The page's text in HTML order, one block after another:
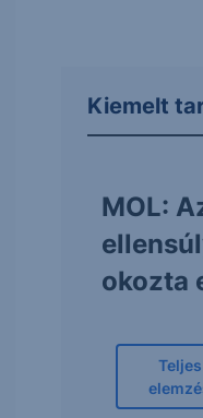
Kiemelt
MOL:
okozta
Teljes